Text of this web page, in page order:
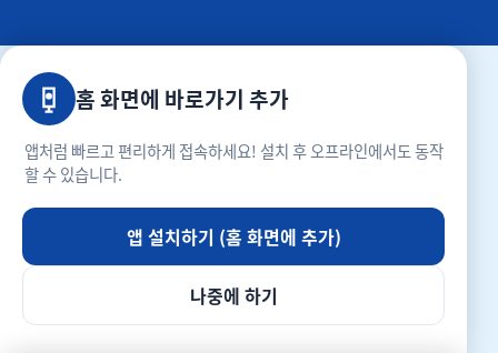
홈 화면에 바로가기 추가
앱처럼 빠르고 편리하게 접속하세요! 설치 후 오프라인에서도 동작
할 수 있습니다.
앱 설치하기 (홈 화면에 추가)
나중에 하기